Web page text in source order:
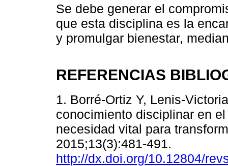
Se debe generar el
que esta disciplina es la
y promulgar bienestar,
REFERENCIAS
1. Borré-Ortiz Y, Lenis-
conocimiento disciplinar en
necesidad vital para
2015;13(3):481-491.
http://dx.doi.org/10.12804/